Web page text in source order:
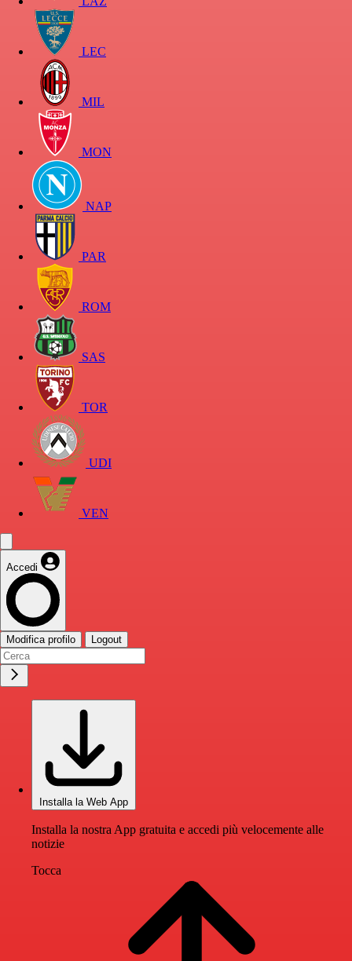
LEC
MIL
MON
NAP
PAR
ROM
SAS
TOR
UDI
VEN
Accedi
Modifica profilo Logout
Installa la Web App
Installa la nostra App gratuita e accedi più velocemente alle
notizie
Tocca